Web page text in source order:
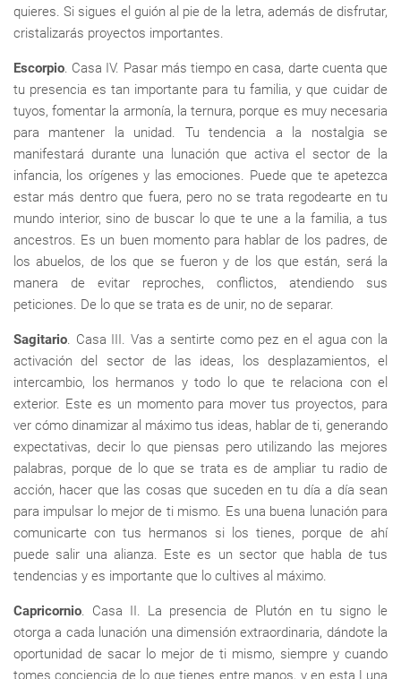
quieres. Si sigues el guión al pie de la letra, además de disfrutar,
cristalizarás proyectos importantes.
Escorpio. Casa IV. Pasar más tiempo en casa, darte cuenta que
tu presencia es tan importante para tu familia, y que cuidar de
tuyos, fomentar la armonía, la ternura, porque es muy necesaria
para mantener la unidad. Tu tendencia a la nostalgia se
manifestará durante una lunación que activa el sector de la
infancia, los orígenes y las emociones. Puede que te apetezca
estar más dentro que fuera, pero no se trata regodearte en tu
mundo interior, sino de buscar lo que te une a la familia, a tus
ancestros. Es un buen momento para hablar de los padres, de
los abuelos, de los que se fueron y de los que están, será la
manera de evitar reproches, conflictos, atendiendo sus
peticiones. De lo que se trata es de unir, no de separar.
Sagitario. Casa III. Vas a sentirte como pez en el agua con la
activación del sector de las ideas, los desplazamientos, el
intercambio, los hermanos y todo lo que te relaciona con el
exterior. Este es un momento para mover tus proyectos, para
ver cómo dinamizar al máximo tus ideas, hablar de ti, generando
expectativas, decir lo que piensas pero utilizando las mejores
palabras, porque de lo que se trata es de ampliar tu radio de
acción, hacer que las cosas que suceden en tu día a día sean
para impulsar lo mejor de ti mismo. Es una buena lunación para
comunicarte con tus hermanos si los tienes, porque de ahí
puede salir una alianza. Este es un sector que habla de tus
tendencias y es importante que lo cultives al máximo.
Capricornio. Casa II. La presencia de Plutón en tu signo le
otorga a cada lunación una dimensión extraordinaria, dándote la
oportunidad de sacar lo mejor de ti mismo, siempre y cuando
tomes conciencia de lo que tienes entre manos, y en esta Luna